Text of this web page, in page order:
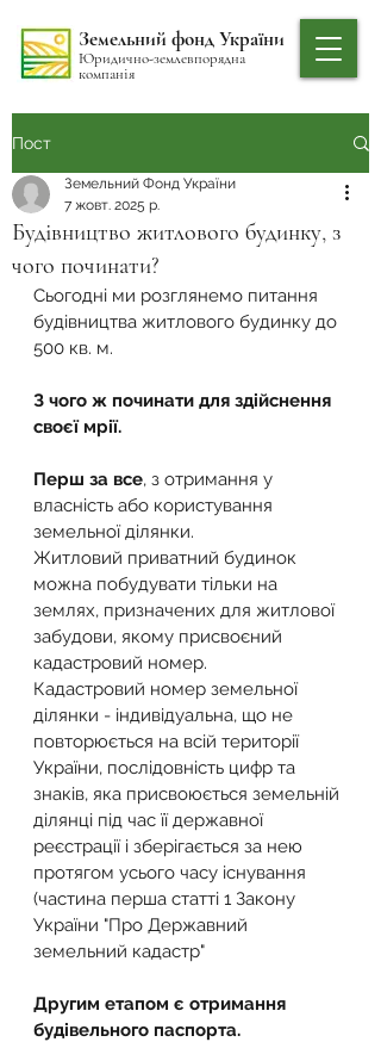
Земельний фонд України
Юридично-землевпорядна
компанія
Пост
Будівництво житлового будинку, з
чого починати?
Земельний Фонд України
7 жовт. 2025 р.
Сьогодні ми розглянемо питання
будівництва житлового будинку до
500 кв. м.
З чого ж починати для здійснення
своєї мрії.
Перш за все, з отримання у
власність або користування
земельної ділянки.
Житловий приватний будинок
можна побудувати тільки на
землях, призначених для житлової
забудови, якому присвоєний
кадастровий номер.
Кадастровий номер земельної
ділянки - індивідуальна, що не
повторюється на всій території
України, послідовність цифр та
знаків, яка присвоюється земельній
ділянці під час її державної
реєстрації і зберігається за нею
протягом усього часу існування
(частина перша статті 1 Закону
України "Про Державний
земельний кадастр"
Другим етапом є отримання
будівельного паспорта.